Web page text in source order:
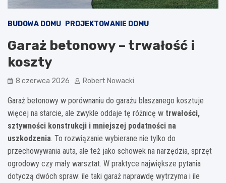
BUDOWA DOMU PROJEKTOWANIE DOMU
Garaż betonowy – trwałość i
koszty
8 czerwca 2026 Robert Nowacki
Garaż betonowy w porównaniu do garażu blaszanego kosztuje
więcej na starcie, ale zwykle oddaje tę różnicę w trwałości,
sztywności konstrukcji i mniejszej podatności na
uszkodzenia. To rozwiązanie wybierane nie tylko do
przechowywania auta, ale też jako schowek na narzędzia, sprzęt
ogrodowy czy mały warsztat. W praktyce największe pytania
dotyczą dwóch spraw: ile taki garaż naprawdę wytrzyma i ile